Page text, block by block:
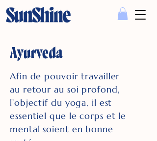
Ayurveda
Afin de pouvoir travailler
au retour au soi profond,
l'objectif du yoga, il est
essentiel que le corps et le
mental soient en bonne